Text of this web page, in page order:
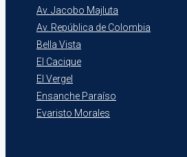
Av. Jacobo Majluta
Av. República de Colombia
Bella Vista
El Cacique
El Vergel
Ensanche Paraíso
Evaristo Morales